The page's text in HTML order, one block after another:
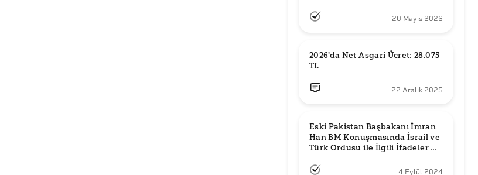
20 Mayıs 2026
2026'da Net Asgari Ücret: 28.075
TL
22 Aralık 2025
Eski Pakistan Başbakanı İmran
Han BM Konuşmasında İsrail ve
Türk Ordusu ile İlgili İfadeler mi
4 Eylül 2024